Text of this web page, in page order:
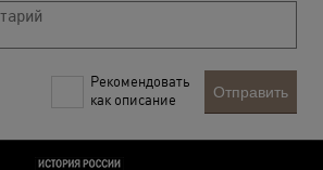
Рекомендовать
как описание
Отправить